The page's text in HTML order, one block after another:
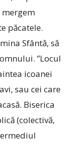
mergem
păcatele.
Sfântă, să
”Locul
icoanei
sau cei care
Biserica
(colectivă,